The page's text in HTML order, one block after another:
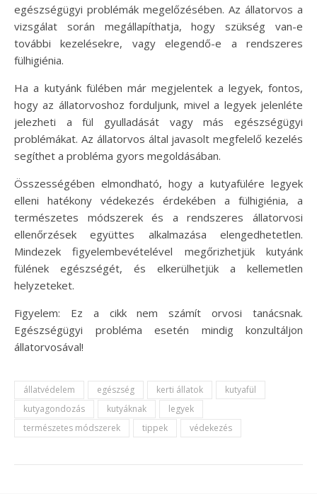
egészségügyi problémák megelőzésében. Az állatorvos a
vizsgálat során megállapíthatja, hogy szükség van-e
további kezelésekre, vagy elegendő-e a rendszeres
fülhigiénia.
Ha a kutyánk fülében már megjelentek a legyek, fontos,
hogy az állatorvoshoz forduljunk, mivel a legyek jelenléte
jelezheti a fül gyulladását vagy más egészségügyi
problémákat. Az állatorvos által javasolt megfelelő kezelés
segíthet a probléma gyors megoldásában.
Összességében elmondható, hogy a kutyafülére legyek
elleni hatékony védekezés érdekében a fülhigiénia, a
természetes módszerek és a rendszeres állatorvosi
ellenőrzések együttes alkalmazása elengedhetetlen.
Mindezek figyelembevételével megőrizhetjük kutyánk
fülének egészségét, és elkerülhetjük a kellemetlen
helyzeteket.
Figyelem: Ez a cikk nem számít orvosi tanácsnak.
Egészségügyi probléma esetén mindig konzultáljon
állatorvosával!
állatvédelem egészség kerti állatok
kutyafül
kutyagondozás
kutyáknak
legyek
természetes módszerek
tippek védekezés